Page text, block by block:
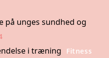
på unges sundhed og
i træning
Fitness